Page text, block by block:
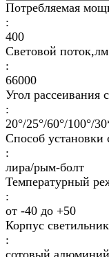
Потребляемая
:
400
Световой поток,лм
:
66000
Угол рассеивания
:
20°/25°/60°/100°/
Способ установки
:
лира/рым-болт
Температурный
:
от -40 до +50
Корпус
: